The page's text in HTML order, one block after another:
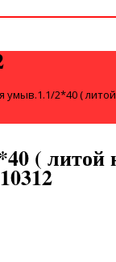
умыв.1.1/2*40 (
( литой